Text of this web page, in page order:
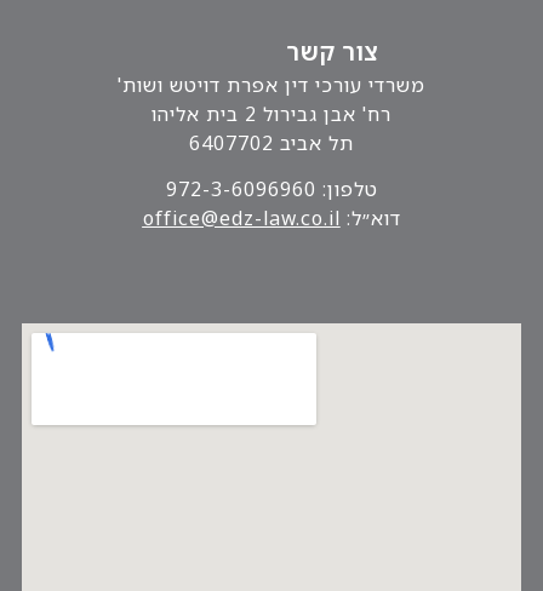
צור קשר
משרדי עורכי דין אפרת דויטש ושות'
רח' אבן גבירול 2 בית אליהו
תל אביב 6407702
טלפון: 972-3-6096960
דוא״ל:
office@edz-law.co.il